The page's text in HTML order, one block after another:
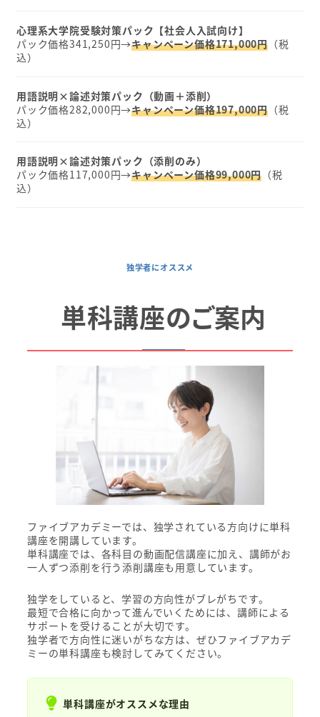
心理系大学院受験対策パック【社会人入試向け】
パック価格341,250円→キャンペーン価格171,000円 （税
込）
用語説明×論述対策パック（動画＋添削）
パック価格282,000円→キャンペーン価格197,000円 （税
込）
用語説明×論述対策パック（添削のみ）
パック価格117,000円→キャンペーン価格99,000円 （税
込）
独学者にオススメ
単科講座のご案内
ファイブアカデミーでは、独学されている方向けに単科
講座を開講しています。
単科講座では、各科目の動画配信講座に加え、講師がお
一人ずつ添削を行う添削講座も用意しています。
独学をしていると、学習の方向性がブレがちです。
最短で合格に向かって進んでいくためには、講師による
サポートを受けることが大切です。
独学者で方向性に迷いがちな方は、ぜひファイブアカデ
ミーの単科講座も検討してみてください。
単科講座がオススメな理由